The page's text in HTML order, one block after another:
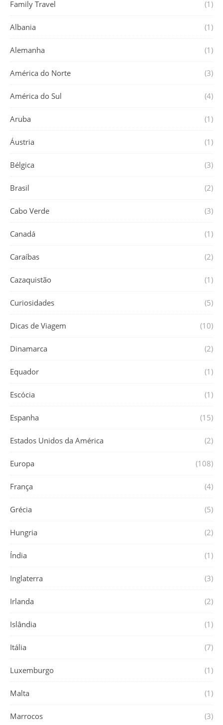
Family Travel
(1)
Albania (1)
Alemanha (1)
América do Norte (3)
América do Sul (4)
Aruba (1)
Áustria (1)
Bélgica (3)
Brasil (2)
Cabo Verde (3)
Canadá (1)
Caraíbas (2)
Cazaquistão (1)
Curiosidades (5)
Dicas de Viagem (10)
Dinamarca (2)
Equador (1)
Escócia (1)
Espanha (15)
Estados Unidos da América (2)
Europa (108)
França (4)
Grécia (5)
Hungria (2)
Índia (1)
Inglaterra (3)
Irlanda (2)
Islândia (1)
Itália (7)
Luxemburgo (1)
Malta (1)
Marrocos (3)